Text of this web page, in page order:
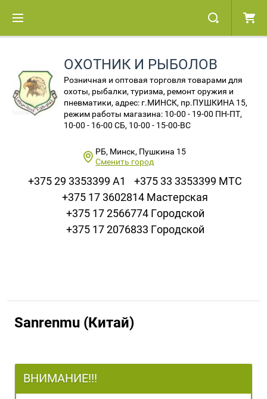
ОХОТНИК И РЫБОЛОВ
Розничная и оптовая торговля товарами для
охоты, рыбалки, туризма, ремонт оружия и
пневматики, адрес: г.МИНСК, пр.ПУШКИНА 15,
режим работы магазина: 10-00 - 19-00 ПН-ПТ,
10-00 - 16-00 СБ, 10-00 - 15-00-ВС
РБ, Минск, Пушкина 15
Сменить город
+375 29 3353399 A1
+375 33 3353399 МТС
+375 17 3602814 Мастерская
+375 17 2566774 Городской
+375 17 2076833 Городской
Sanrenmu (Китай)
ВНИМАНИЕ!!!